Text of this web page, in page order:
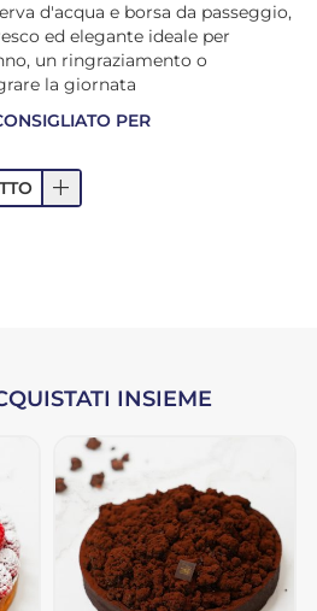
d'acqua e borsa da passeggio,
ed elegante ideale per
un ringraziamento o
la giornata
PER
add
INSIEME